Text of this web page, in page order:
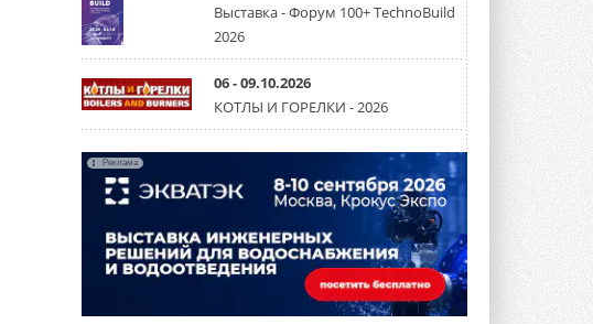
Выставка - Форум 100+ TechnoBuild
2026
06 - 09.10.2026
КОТЛЫ И ГОРЕЛКИ - 2026
Реклама